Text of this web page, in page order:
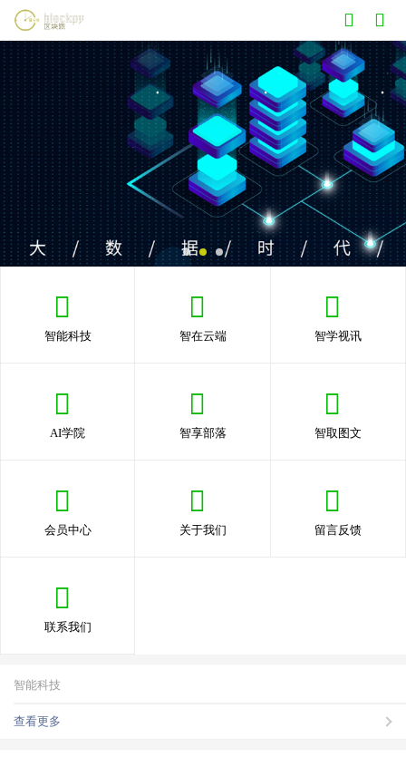
智能科技 智在云端 智学视讯
AI学院 智享部落 智取图文
会员中心 关于我们 留言反馈
联系我们
智能科技
查看更多